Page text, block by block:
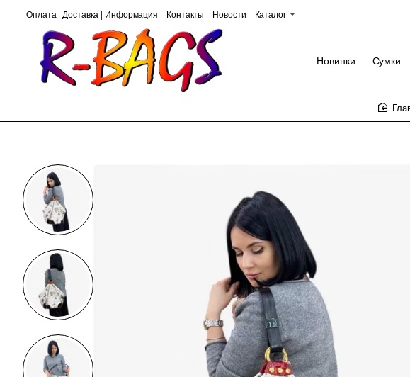
Оплата | Доставка | Информация Контакты Новости Каталог
Новинки Сумки